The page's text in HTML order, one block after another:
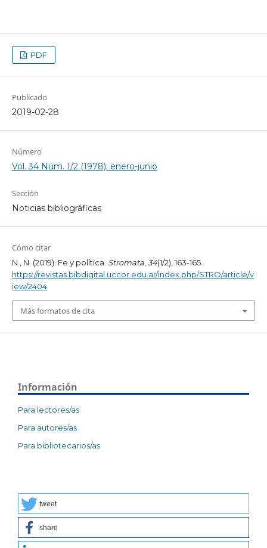
PDF
Publicado
2019-02-28
Número
Vol. 34 Núm. 1/2 (1978): enero-junio
Sección
Noticias bibliográficas
Cómo citar
N., N. (2019). Fe y política. Stromata,34(1/2), 163-165.
https://revistas.bibdigital.uccor.edu.ar/index.php/STRO/article/v
iew/2404
Más formatos de cita
Información
Para lectores/as
Para autores/as
Para bibliotecarios/as
tweet
share